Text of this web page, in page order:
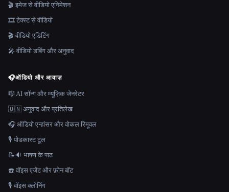
🎬 इमेज से वीडियो एनिमेशन
🎞️ टेक्स्ट से वीडियो
🎬 वीडियो एडिटिंग
🎤 वीडियो डबिंग और अनुवाद
🎧ऑडियो और आवाज़
🎼 AI सॉन्ग और म्यूज़िक जेनरेटर
🇺🇳 अनुवाद और प्रतिलेख
🎧 ऑडियो एन्हांसर और वोकल रिमूवल
🎙️ पोडकास्ट टूल
📝🔉 भाषण के पाठ
☎️ वॉइस एजेंट और फ़ोन बॉट
🎙️ वॉइस क्लोनिंग